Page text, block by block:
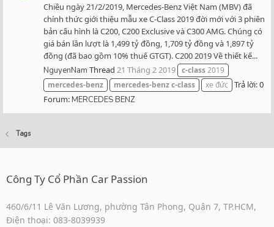
Chiều ngày 21/2/2019, Mercedes-Benz Việt Nam (MBV) đã
chính thức giới thiệu mẫu xe C-Class 2019 đời mới với 3 phiên
bản cấu hình là C200, C200 Exclusive và C300 AMG. Chúng có
giá bán lần lượt là 1,499 tỷ đồng, 1,709 tỷ đồng và 1,897 tỷ
đồng (đã bao gồm 10% thuế GTGT). C200 2019 Về thiết kế...
NguyenNam Thread 21 Tháng 2 2019 c-class2019
mercedes-benz
mercedes-benzc-class xe đức
Trả lời: 0
Forum:MERCEDES BENZ
Tags
Công Ty Cổ Phần Car Passion
460/6/11 Lê Văn Lương, phường Tân Phong, Quận 7, TP.HCM,
Điện thoại: 083-8039939